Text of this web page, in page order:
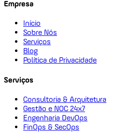
Empresa
Início
Sobre Nós
Serviços
Blog
Política de Privacidade
Serviços
Consultoria & Arquitetura
Gestão e NOC 24x7
Engenharia DevOps
FinOps & SecOps